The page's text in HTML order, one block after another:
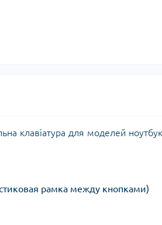
клавіатура для моделей
рамка между кнопками)